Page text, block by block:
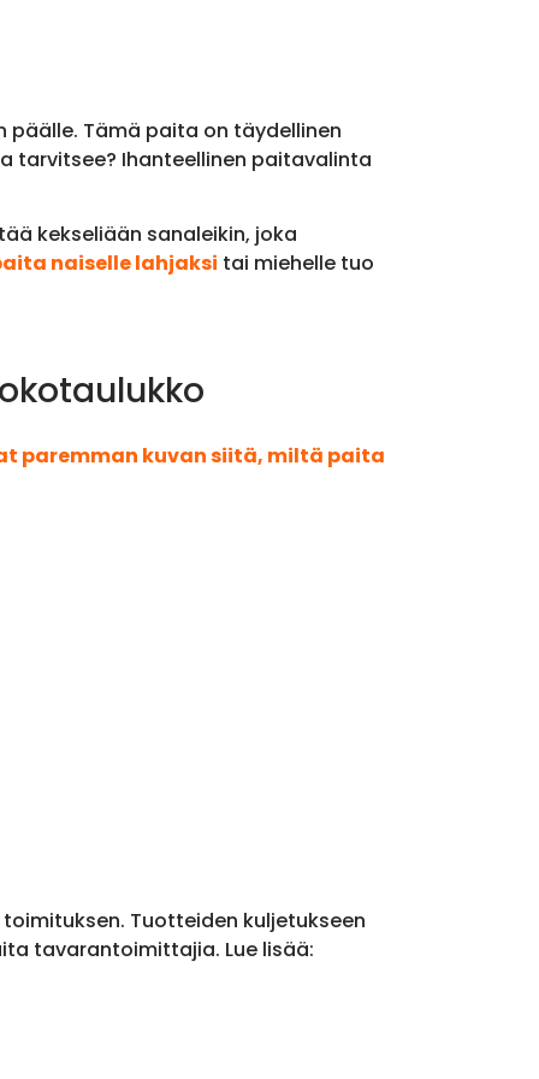
päälle. Tämä paita on täydellinen
tarvitsee? Ihanteellinen paitavalinta
kekseliään sanaleikin, joka
naiselle lahjaksi tai miehelle tuo
paremman kuvan siitä, miltä paita
Tuotteiden kuljetukseen
tavarantoimittajia. Lue lisää: